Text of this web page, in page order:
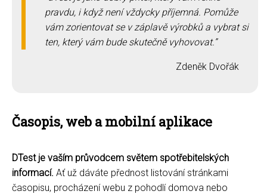
pravdu, i když není vždycky příjemná. Pomůže
vám zorientovat se v záplavě výrobků a vybrat si
ten, který vám bude skutečně vyhovovat.
Zdeněk Dvořák
Časopis, web a mobilní aplikace
DTest je vaším průvodcem světem spotřebitelských
informací. Ať už dáváte přednost listování stránkami
časopisu, procházení webu z pohodlí domova nebo